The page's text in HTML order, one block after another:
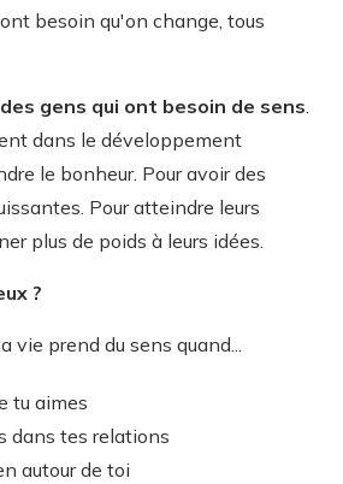
besoin qu'on change, tous
gens qui ont besoin de sens.
dans le développement
le bonheur. Pour avoir des
Pour atteindre leurs
plus de poids à leurs idées.
?
vie prend du sens quand...
tu aimes
dans tes relations
autour de toi